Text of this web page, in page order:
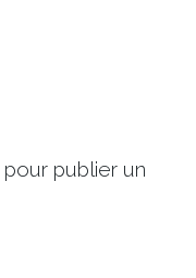
pour publier un